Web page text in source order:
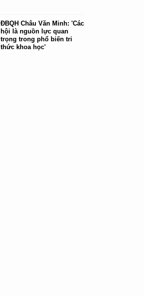
ĐBQH Châu Văn Minh: 'Các
hội là nguồn lực quan
trọng trong phổ biến tri
thức khoa học'